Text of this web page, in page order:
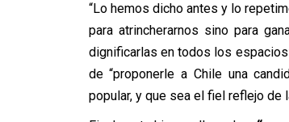
“Lo hemos dicho antes y lo
para atrincherarnos sino para
dignificarlas en todos los
de “proponerle a Chile una
popular, y que sea el fiel reflejo de